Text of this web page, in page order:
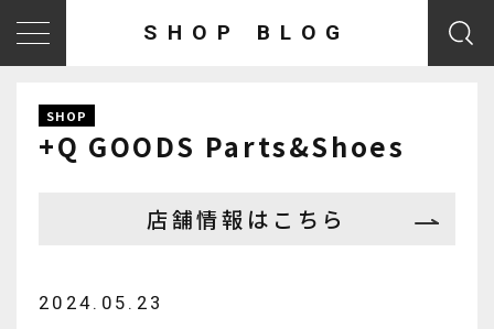
SHOP BLOG
SHOP
+Q GOODS Parts&Shoes
店舗情報はこちら
2024.05.23